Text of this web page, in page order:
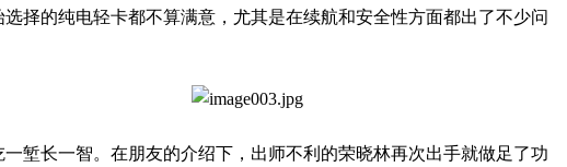
选择的纯电轻卡都不算满意，尤其是在续航和安全性方面都出了不少问
一堑长一智。在朋友的介绍下，出师不利的荣晓林再次出手就做足了功